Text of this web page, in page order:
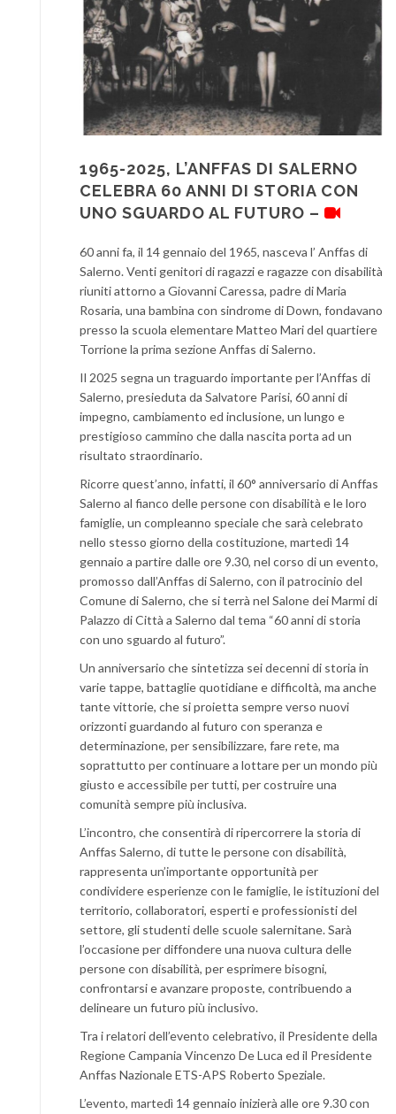
1965-2025, L’ANFFAS DI SALERNO
CELEBRA 60 ANNI DI STORIA CON
UNO SGUARDO AL FUTURO –
60 anni fa, il 14 gennaio del 1965, nasceva l’ Anffas di
Salerno. Venti genitori di ragazzi e ragazze con disabilità
riuniti attorno a Giovanni Caressa, padre di Maria
Rosaria, una bambina con sindrome di Down, fondavano
presso la scuola elementare Matteo Mari del quartiere
Torrione la prima sezione Anffas di Salerno.
Il 2025 segna un traguardo importante per l’Anffas di
Salerno, presieduta da Salvatore Parisi, 60 anni di
impegno, cambiamento ed inclusione, un lungo e
prestigioso cammino che dalla nascita porta ad un
risultato straordinario.
Ricorre quest’anno, infatti, il 60° anniversario di Anffas
Salerno al fianco delle persone con disabilità e le loro
famiglie, un compleanno speciale che sarà celebrato
nello stesso giorno della costituzione, martedì 14
gennaio a partire dalle ore 9.30, nel corso di un evento,
promosso dall’Anffas di Salerno, con il patrocinio del
Comune di Salerno, che si terrà nel Salone dei Marmi di
Palazzo di Città a Salerno dal tema “60 anni di storia
con uno sguardo al futuro”.
Un anniversario che sintetizza sei decenni di storia in
varie tappe, battaglie quotidiane e difficoltà, ma anche
tante vittorie, che si proietta sempre verso nuovi
orizzonti guardando al futuro con speranza e
determinazione, per sensibilizzare, fare rete, ma
soprattutto per continuare a lottare per un mondo più
giusto e accessibile per tutti, per costruire una
comunità sempre più inclusiva.
L’incontro, che consentirà di ripercorrere la storia di
Anffas Salerno, di tutte le persone con disabilità,
rappresenta un’importante opportunità per
condividere esperienze con le famiglie, le istituzioni del
territorio, collaboratori, esperti e professionisti del
settore, gli studenti delle scuole salernitane. Sarà
l’occasione per diffondere una nuova cultura delle
persone con disabilità, per esprimere bisogni,
confrontarsi e avanzare proposte, contribuendo a
delineare un futuro più inclusivo.
Tra i relatori dell’evento celebrativo, il Presidente della
Regione Campania Vincenzo De Luca ed il Presidente
Anffas Nazionale ETS-APS Roberto Speziale.
L’evento, martedì 14 gennaio inizierà alle ore 9.30 con